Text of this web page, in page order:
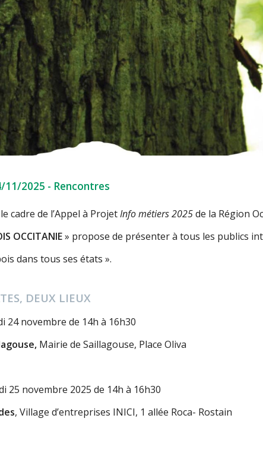
11/2025 - Rencontres
cadre de l’Appel à ProjetInfo métiers 2025de la Région
OCCITANIE» propose de présenter à tous les publics
dans tous ses états ».
DEUX LIEUX
24 novembre de 14h à 16h30
Mairie de Saillagouse, Place Oliva
25 novembre 2025 de 14h à 16h30
, Village d’entreprises INICI, 1 allée Roca- Rostain